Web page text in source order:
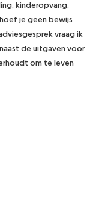
kinderopvang,
je geen bewijs
vraag ik
de uitgaven voor
om te leven